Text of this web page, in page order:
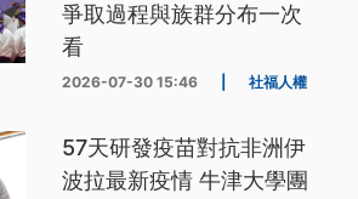
爭取過程與族群分布一次
看
2026-07-30 15:46 社福人權
57天研發疫苗對抗非洲伊
波拉最新疫情 牛津大學團